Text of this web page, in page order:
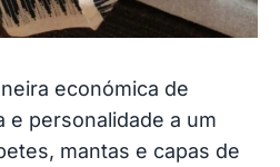
económica de
e personalidade a um
mantas e capas de